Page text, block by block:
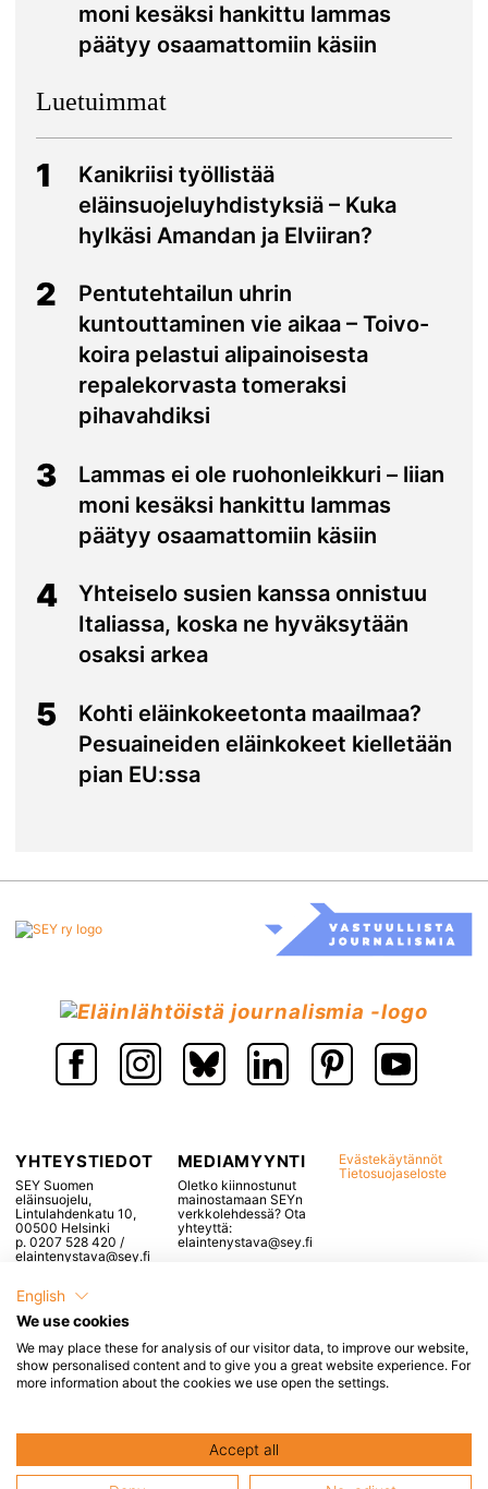
moni kesäksi hankittu lammas
päätyy osaamattomiin käsiin
Luetuimmat
1
Kanikriisi työllistää
eläinsuojeluyhdistyksiä – Kuka
hylkäsi Amandan ja Elviiran?
2
Pentutehtailun uhrin
kuntouttaminen vie aikaa – Toivo-
koira pelastui alipainoisesta
repalekorvasta tomeraksi
pihavahdiksi
3
Lammas ei ole ruohonleikkuri – liian
moni kesäksi hankittu lammas
päätyy osaamattomiin käsiin
4
Yhteiselo susien kanssa onnistuu
Italiassa, koska ne hyväksytään
osaksi arkea
5
Kohti eläinkokeetonta maailmaa?
Pesuaineiden eläinkokeet kielletään
pian EU:ssa
YHTEYSTIEDOT
SEY Suomen
eläinsuojelu,
Lintulahdenkatu 10,
00500 Helsinki
p. 0207 528 420 /
elaintenystava@sey.fi
MEDIAMYYNTI
Oletko kiinnostunut
mainostamaan SEYn
verkkolehdessä? Ota
yhteyttä:
elaintenystava@sey.fi
Evästekäytännöt
Tietosuojaseloste
Popup otsikko, voidaan
Tähän tulee popupin sisältö, esimerkiksi
linkkejäyms.
English
We use cookies
We may place these for analysis of our visitor data, to improve our website,
show personalised content and to give you a great website experience. For
more information about the cookies we use open the settings.
Accept all